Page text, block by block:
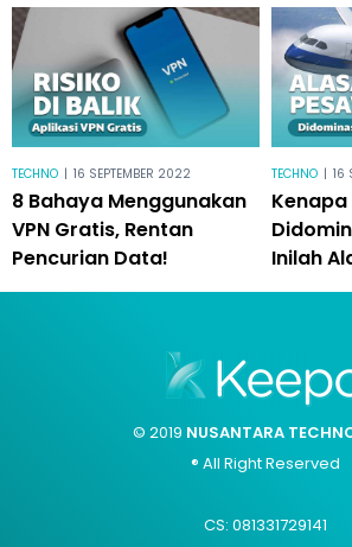
TECHNO | 16 SEPTEMBER 2022
8 Bahaya Menggunakan
VPN Gratis, Rentan
Pencurian Data!
TECHNO | 16
Inilah
© 2019 NUSANTARA
® All Right Reserved
CS: 081331729141